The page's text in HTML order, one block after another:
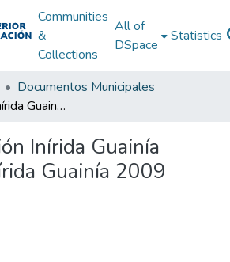
Communities
&
Collections
All of
DSpace
Statistics
Documentos Municipales
Plan de Acción Inírida Guainía 2009: PA Inírida Guainía 2009
Inírida Guainía
Guainía 2009